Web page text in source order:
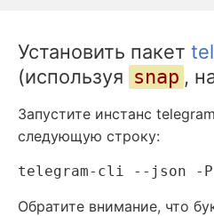
Установить пакет
(используя snap ,
Запустите инстанс
следующую строку:
Обратите внимание, что